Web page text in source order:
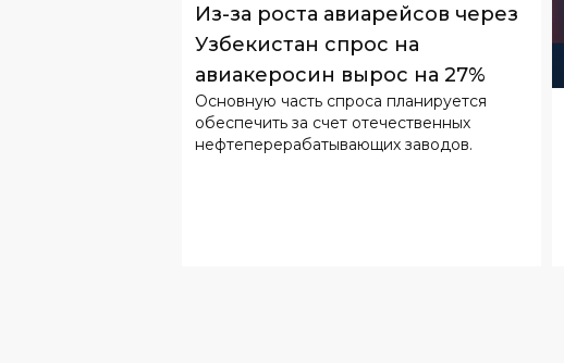
Из-за роста авиарейсов через
Узбекистан спрос на
авиакеросин вырос на 27%
Основную часть спроса планируется
обеспечить за счет отечественных
нефтеперерабатывающих заводов.